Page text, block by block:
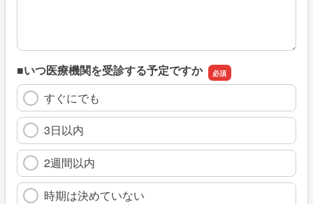
■いつ医療機関を受診する予定ですか
すぐにでも
3日以内
2週間以内
時期は決めていない